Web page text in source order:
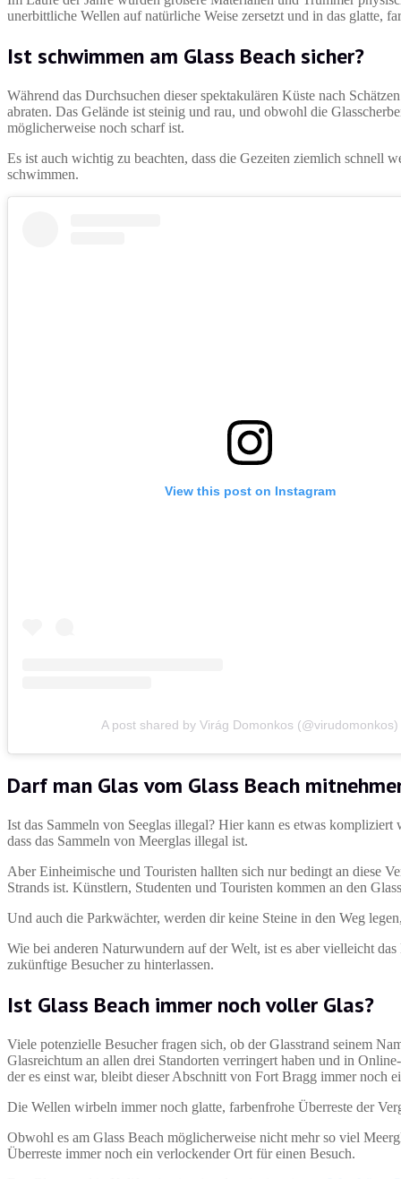
unerbittliche Wellen auf natürliche Weise zersetzt und in das glatte,
Ist schwimmen am Glass Beach sicher?
Während das Durchsuchen dieser spektakulären Küste nach
abraten. Das Gelände ist steinig und rau, und obwohl die
möglicherweise noch scharf ist.
Es ist auch wichtig zu beachten, dass die Gezeiten ziemlich schnell
schwimmen.
View this post on Instagram
A post shared by Virág Domonkos (@virudomonkos)
Darf man Glas vom Glass Beach
Ist das Sammeln von Seeglas illegal? Hier kann es etwas
dass das Sammeln von Meerglas illegal ist.
Aber Einheimische und Touristen hallten sich nur bedingt an diese
Strands ist. Künstlern, Studenten und Touristen kommen an den
Und auch die Parkwächter, werden dir keine Steine in den Weg
Wie bei anderen Naturwundern auf der Welt, ist es aber vielleicht
zukünftige Besucher zu hinterlassen.
Ist Glass Beach immer noch voller Glas?
Viele potenzielle Besucher fragen sich, ob der Glasstrand seinem
Glasreichtum an allen drei Standorten verringert haben und in
der es einst war, bleibt dieser Abschnitt von Fort Bragg immer noch
Die Wellen wirbeln immer noch glatte, farbenfrohe Überreste der
Obwohl es am Glass Beach möglicherweise nicht mehr so viel
Überreste immer noch ein verlockender Ort für einen Besuch.